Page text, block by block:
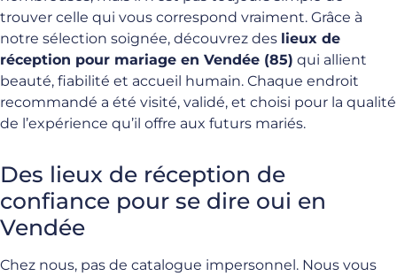
trouver celle qui vous correspond vraiment. Grâce à
notre sélection soignée, découvrez des lieux de
réception pour mariage en Vendée (85) qui allient
beauté, fiabilité et accueil humain. Chaque endroit
recommandé a été visité, validé, et choisi pour la qualité
de l’expérience qu’il offre aux futurs mariés.
Des lieux de réception de
confiance pour se dire oui en
Vendée
Chez nous, pas de catalogue impersonnel. Nous vous